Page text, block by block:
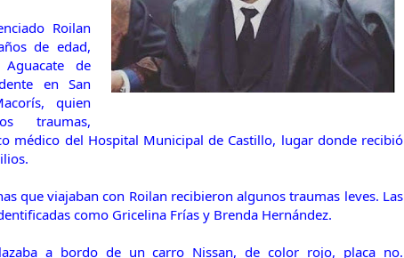
Roilan
de edad,
de
en San
quien
traumas,
médico del Hospital Municipal de Castillo, lugar donde recibió
que viajaban con Roilan recibieron algunos traumas leves. Las
como Gricelina Frías y Brenda Hernández.
a bordo de un carro Nissan, de color rojo, placa no.